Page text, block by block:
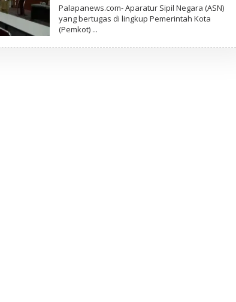
Palapanews.com- Aparatur Sipil Negara (ASN)
yang bertugas di lingkup Pemerintah Kota
(Pemkot)